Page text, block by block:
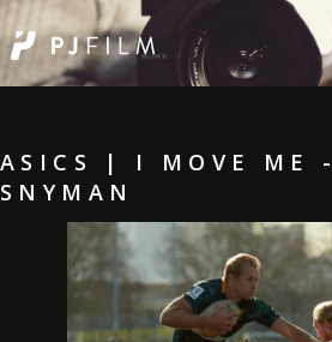
ASICS | I MOVE ME
SNYMAN